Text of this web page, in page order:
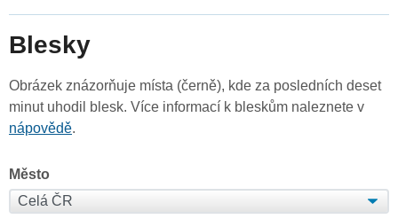
Blesky
Obrázek znázorňuje místa (černě), kde za posledních deset
minut uhodil blesk. Více informací k bleskům naleznete v
nápovědě.
Město